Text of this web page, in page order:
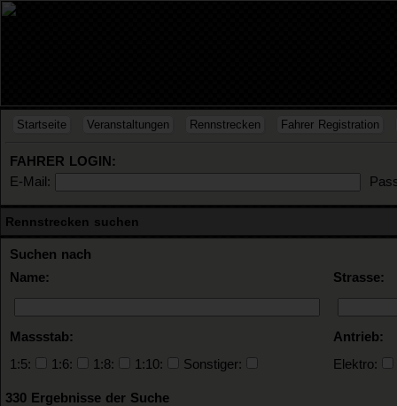
Startseite Veranstaltungen Rennstrecken Fahrer Registration
FAHRER LOGIN:
E-Mail:
Rennstrecken suchen
Suchen nach
Name:
Strasse:
Massstab:
Antrieb:
1:5:
1:6: 1:8: 1:10: Sonstiger: Elektro:
330 Ergebnisse der Suche